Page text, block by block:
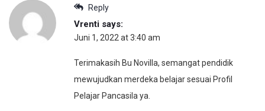
Reply
Vrenti says:
Juni 1, 2022 at 3:40 am
Terimakasih Bu Novilla, semangat pendidik
mewujudkan merdeka belajar sesuai Profil
Pelajar Pancasila ya.